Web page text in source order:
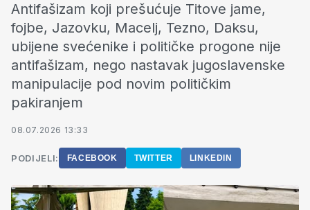
Antifašizam koji prešućuje Titove jame,
fojbe, Jazovku, Macelj, Tezno, Daksu,
ubijene svećenike i političke progone nije
antifašizam, nego nastavak jugoslavenske
manipulacije pod novim političkim
pakiranjem
08.07.2026 13:33
PODIJELI: FACEBOOK TWITTER LINKEDIN